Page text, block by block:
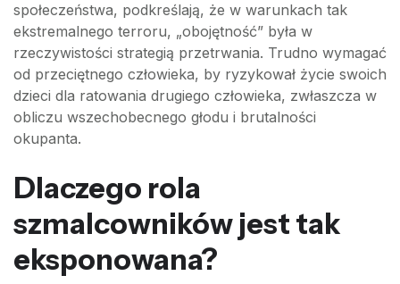
społeczeństwa, podkreślają, że w warunkach tak
ekstremalnego terroru, „obojętność” była w
rzeczywistości strategią przetrwania. Trudno wymagać
od przeciętnego człowieka, by ryzykował życie swoich
dzieci dla ratowania drugiego człowieka, zwłaszcza w
obliczu wszechobecnego głodu i brutalności
okupanta.
Dlaczego rola
szmalcowników jest tak
eksponowana?